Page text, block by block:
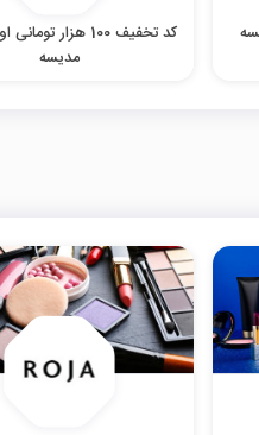
کد تخفیف 100 هزار
مدیسه